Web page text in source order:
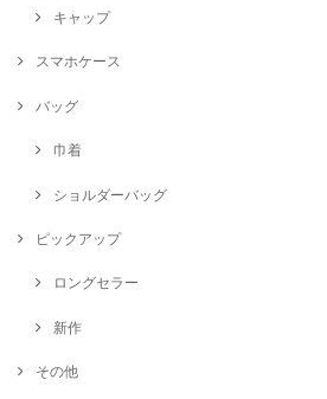
キャップ
スマホケース
バッグ
巾着
ショルダーバッグ
ピックアップ
ロングセラー
新作
その他